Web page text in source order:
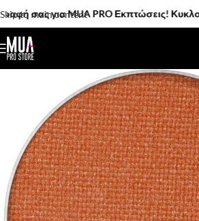
Skip to main content
για MUA PRO Εκπτώσεις!